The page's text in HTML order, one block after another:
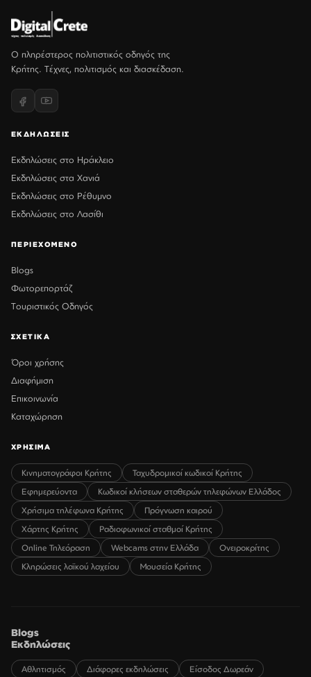
Ο πληρέστερος πολιτιστικός οδηγός της
Κρήτης. Τέχνες, πολιτισμός και διασκέδαση.
ΕΚΔΗΛΩΣΕΙΣ
Εκδηλώσεις στο Ηράκλειο
Εκδηλώσεις στα Χανιά
Εκδηλώσεις στο Ρέθυμνο
Εκδηλώσεις στο Λασίθι
ΠΕΡΙΕΧΟΜΕΝΟ
Blogs
Φωτορεπορτάζ
Τουριστικός Οδηγός
ΣΧΕΤΙΚΑ
Όροι χρήσης
Διαφήμιση
Επικοινωνία
Καταχώρηση
ΧΡΗΣΙΜΑ
Κινηματογράφοι Κρήτης
Ταχυδρομικοί κωδικοί Κρήτης
Εφημερεύοντα
Κωδικοί κλήσεων σταθερών τηλεφώνων Ελλάδος
Χρήσιμα τηλέφωνα Κρήτης
Πρόγνωση καιρού
Χάρτης Κρήτης
Ραδιοφωνικοί σταθμοί Κρήτης
Online Τηλεόραση
Webcams στην Ελλάδα
Ονειροκρίτης
Κληρώσεις λαϊκού λαχείου
Μουσεία Κρήτης
Blogs
Εκδηλώσεις
Αθλητισμός Διάφορες εκδηλώσεις
Είσοδος Δωρεάν